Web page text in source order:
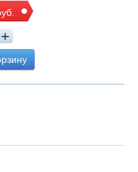
+